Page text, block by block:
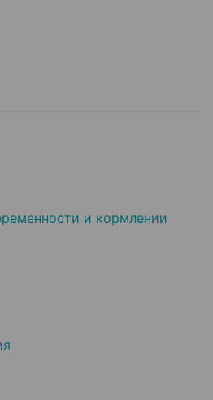
и кормлении